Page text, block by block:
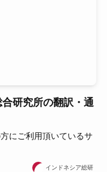
合研究所の翻訳・通
にご利用頂いているサ
インドネシア総研